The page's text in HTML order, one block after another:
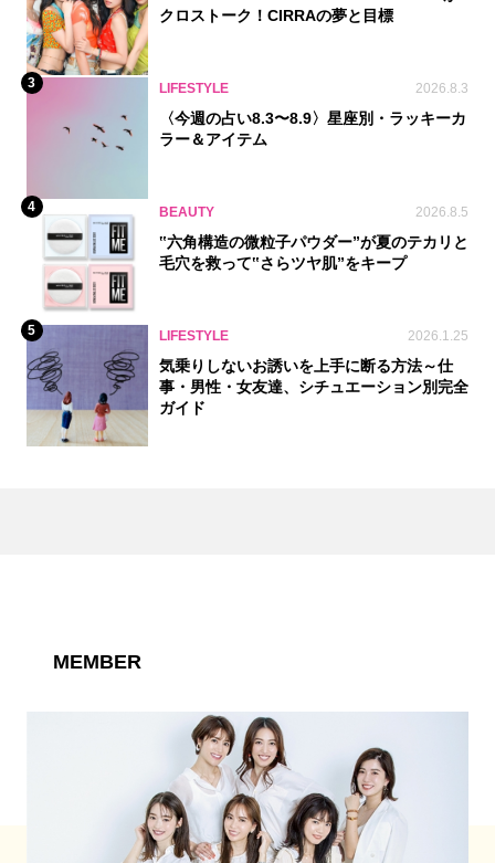
クロストーク！CIRRAの夢と目標
3 LIFESTYLE 2026.8.3
〈今週の占い8.3〜8.9〉星座別・ラッキーカ
ラー＆アイテム
4 BEAUTY 2026.8.5
‟六角構造の微粒子パウダー”が夏のテカリと
毛穴を救って‟さらツヤ肌”をキープ
5 LIFESTYLE 2026.1.25
気乗りしないお誘いを上手に断る方法～仕
事・男性・女友達、シチュエーション別完全
ガイド
MEMBER